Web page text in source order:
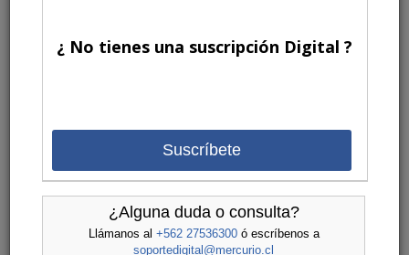
¿ No tienes una suscripción Digital ?
Suscríbete
¿Alguna duda o consulta?
Llámanos al +562 27536300ó escríbenos a
soportedigital@mercurio.cl